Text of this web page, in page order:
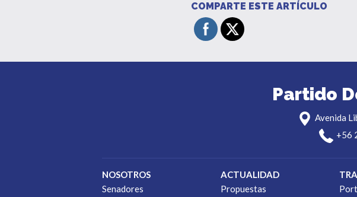
COMPARTE ESTE ARTÍCULO
Partido
Avenida
+56
NOSOTROS
Senadores
ACTUALIDAD
Propuestas